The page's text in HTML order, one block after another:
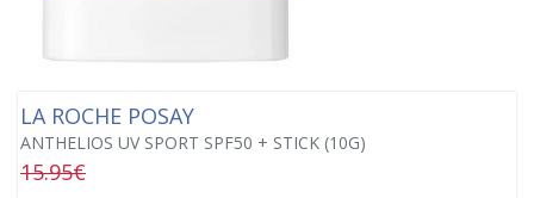
LA ROCHE POSAY
ANTHELIOS UV SPORT SPF50 + STICK (10G)
15.95€